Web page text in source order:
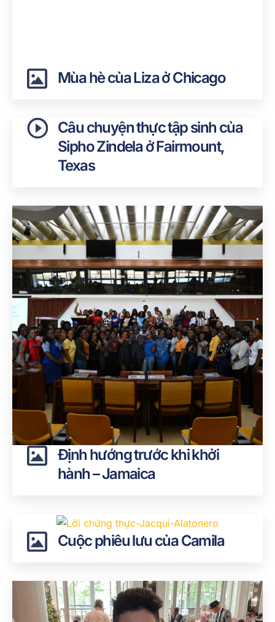
Mùa hè của Liza ở Chicago
Câu chuyện thực tập sinh của
Sipho Zindela ở Fairmount,
Texas
Định hướng trước khi khởi
hành – Jamaica
Cuộc phiêu lưu của Camila